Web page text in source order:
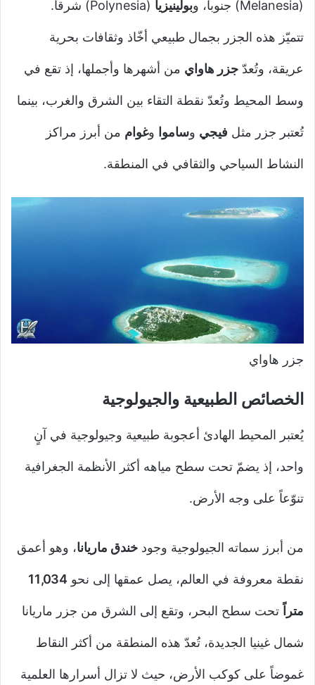
(Melanesia) جنوباً، و بولينيزيا (Polynesia) شرقاً.
تتميّز هذه الجزر بجمال طبيعي أخّاذ وثقافات بحرية
عريقة، وتُعدّ جزر هاواي من أشهرها وأجملها، إذ تقع في
وسط المحيط وتُعدّ نقطة التقاء بين الشرق والغرب، بينما
تُعتبر جزر مثل فيجي وساموا وغوام من أبرز مراكز
النشاط السياحي والثقافي في المنطقة.
جزر هاواي
الخصائص الطبيعية والجيولوجية
يُعتبر المحيط الهادئ أعجوبة طبيعية وجيولوجية في آنٍ
واحد، إذ يضمّ تحت سطح مياهه أكثر الأنظمة الجغرافية
تنوّعاً على وجه الأرض.
من أبرز سماته الجيولوجية وجود خندق ماريانا، وهو أعمق
نقطة معروفة في العالم، يصل عمقها إلى نحو 11,034
متراً تحت سطح البحر، وتقع إلى الشرق من جزر ماريانا
شمال غينيا الجديدة، تُعدّ هذه المنطقة من أكثر النقاط
غموضاً على كوكب الأرض، حيث لا تزال أسرارها العلمية